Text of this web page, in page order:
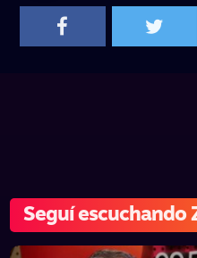
Seguí escuchando